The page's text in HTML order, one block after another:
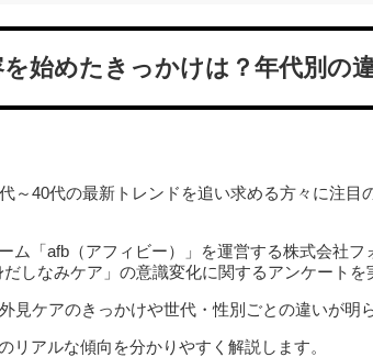
を始めたきっかけは？年代別の
～40代の最新トレンドを追い求める方々に注目
ム「afb（アフィビー）」を運営する株式会社フ
しなみケア」の意識変化に関するアンケートを
見ケアのきっかけや世代・性別ごとの違いが明ら
リアルな傾向を分かりやすく解説します。